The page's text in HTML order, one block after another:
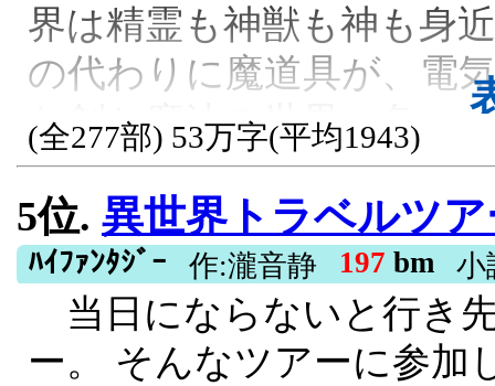
リヒトは占いの力で冒険
で売り、異世界の金貨を
んなリヒトは2人の少女
が…… ※★がついている話
す。 ※本作は『日本に戻
望むモノ ～戦闘チート
で頑張ります！～』のリ
R15, 残酷な描写あり, 異世界転移,
界は精霊も神獣も神も身
の代わりに魔道具が、電
な剣と魔法の世界。色々
され、辺境の村は魔物に
な状況だ。領主、ルヴェ
ガラスはない。ガラス工
い。食料さえも不足して
小さな貧乏領。それでも
(全277部) 53万字(平均1943)
5位. 異世界トラベルツア
ﾊｲﾌｧﾝﾀｼﾞｰ 作:瀧音静 197 bm
当日にならないと行き
ー。 そんなツアーに参